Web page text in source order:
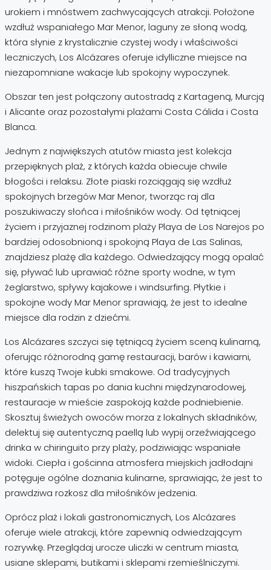
urokiem i mnóstwem zachwycających atrakcji. Położone
wzdłuż wspaniałego Mar Menor, laguny ze słoną wodą,
która słynie z krystalicznie czystej wody i właściwości
leczniczych, Los Alcázares oferuje idylliczne miejsce na
niezapomniane wakacje lub spokojny wypoczynek.
Obszar ten jest połączony autostradą z Kartageną, Murcją
i Alicante oraz pozostałymi plażami Costa Cálida i Costa
Blanca.
Jednym z największych atutów miasta jest kolekcja
przepięknych plaż, z których każda obiecuje chwile
błogości i relaksu. Złote piaski rozciągają się wzdłuż
spokojnych brzegów Mar Menor, tworząc raj dla
poszukiwaczy słońca i miłośników wody. Od tętniącej
życiem i przyjaznej rodzinom plaży Playa de Los Narejos po
bardziej odosobnioną i spokojną Playa de Las Salinas,
znajdziesz plażę dla każdego. Odwiedzający mogą opalać
się, pływać lub uprawiać różne sporty wodne, w tym
żeglarstwo, spływy kajakowe i windsurfing. Płytkie i
spokojne wody Mar Menor sprawiają, że jest to idealne
miejsce dla rodzin z dziećmi.
Los Alcázares szczyci się tętniącą życiem sceną kulinarną,
oferując różnorodną gamę restauracji, barów i kawiarni,
które kuszą Twoje kubki smakowe. Od tradycyjnych
hiszpańskich tapas po dania kuchni międzynarodowej,
restauracje w mieście zaspokoją każde podniebienie.
Skosztuj świeżych owoców morza z lokalnych składników,
delektuj się autentyczną paellą lub wypij orzeźwiającego
drinka w chiringuito przy plaży, podziwiając wspaniałe
widoki. Ciepła i gościnna atmosfera miejskich jadłodajni
potęguje ogólne doznania kulinarne, sprawiając, że jest to
prawdziwa rozkosz dla miłośników jedzenia.
Oprócz plaż i lokali gastronomicznych, Los Alcázares
oferuje wiele atrakcji, które zapewnią odwiedzającym
rozrywkę. Przeglądaj urocze uliczki w centrum miasta,
usiane sklepami, butikami i sklepami rzemieślniczymi.